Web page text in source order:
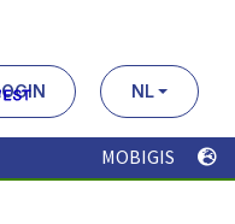
NL
MOBIGIS